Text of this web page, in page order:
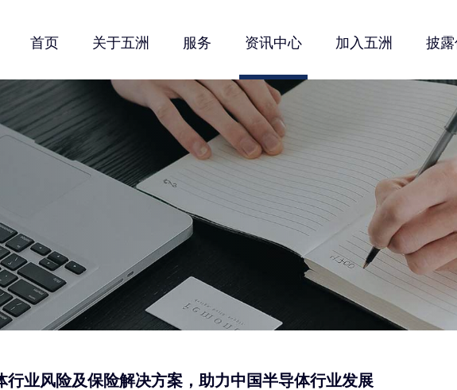
首页 关于五洲 服务 资讯中心 加入五洲 披
行业风险及保险解决方案，助力中国半导体行业发展